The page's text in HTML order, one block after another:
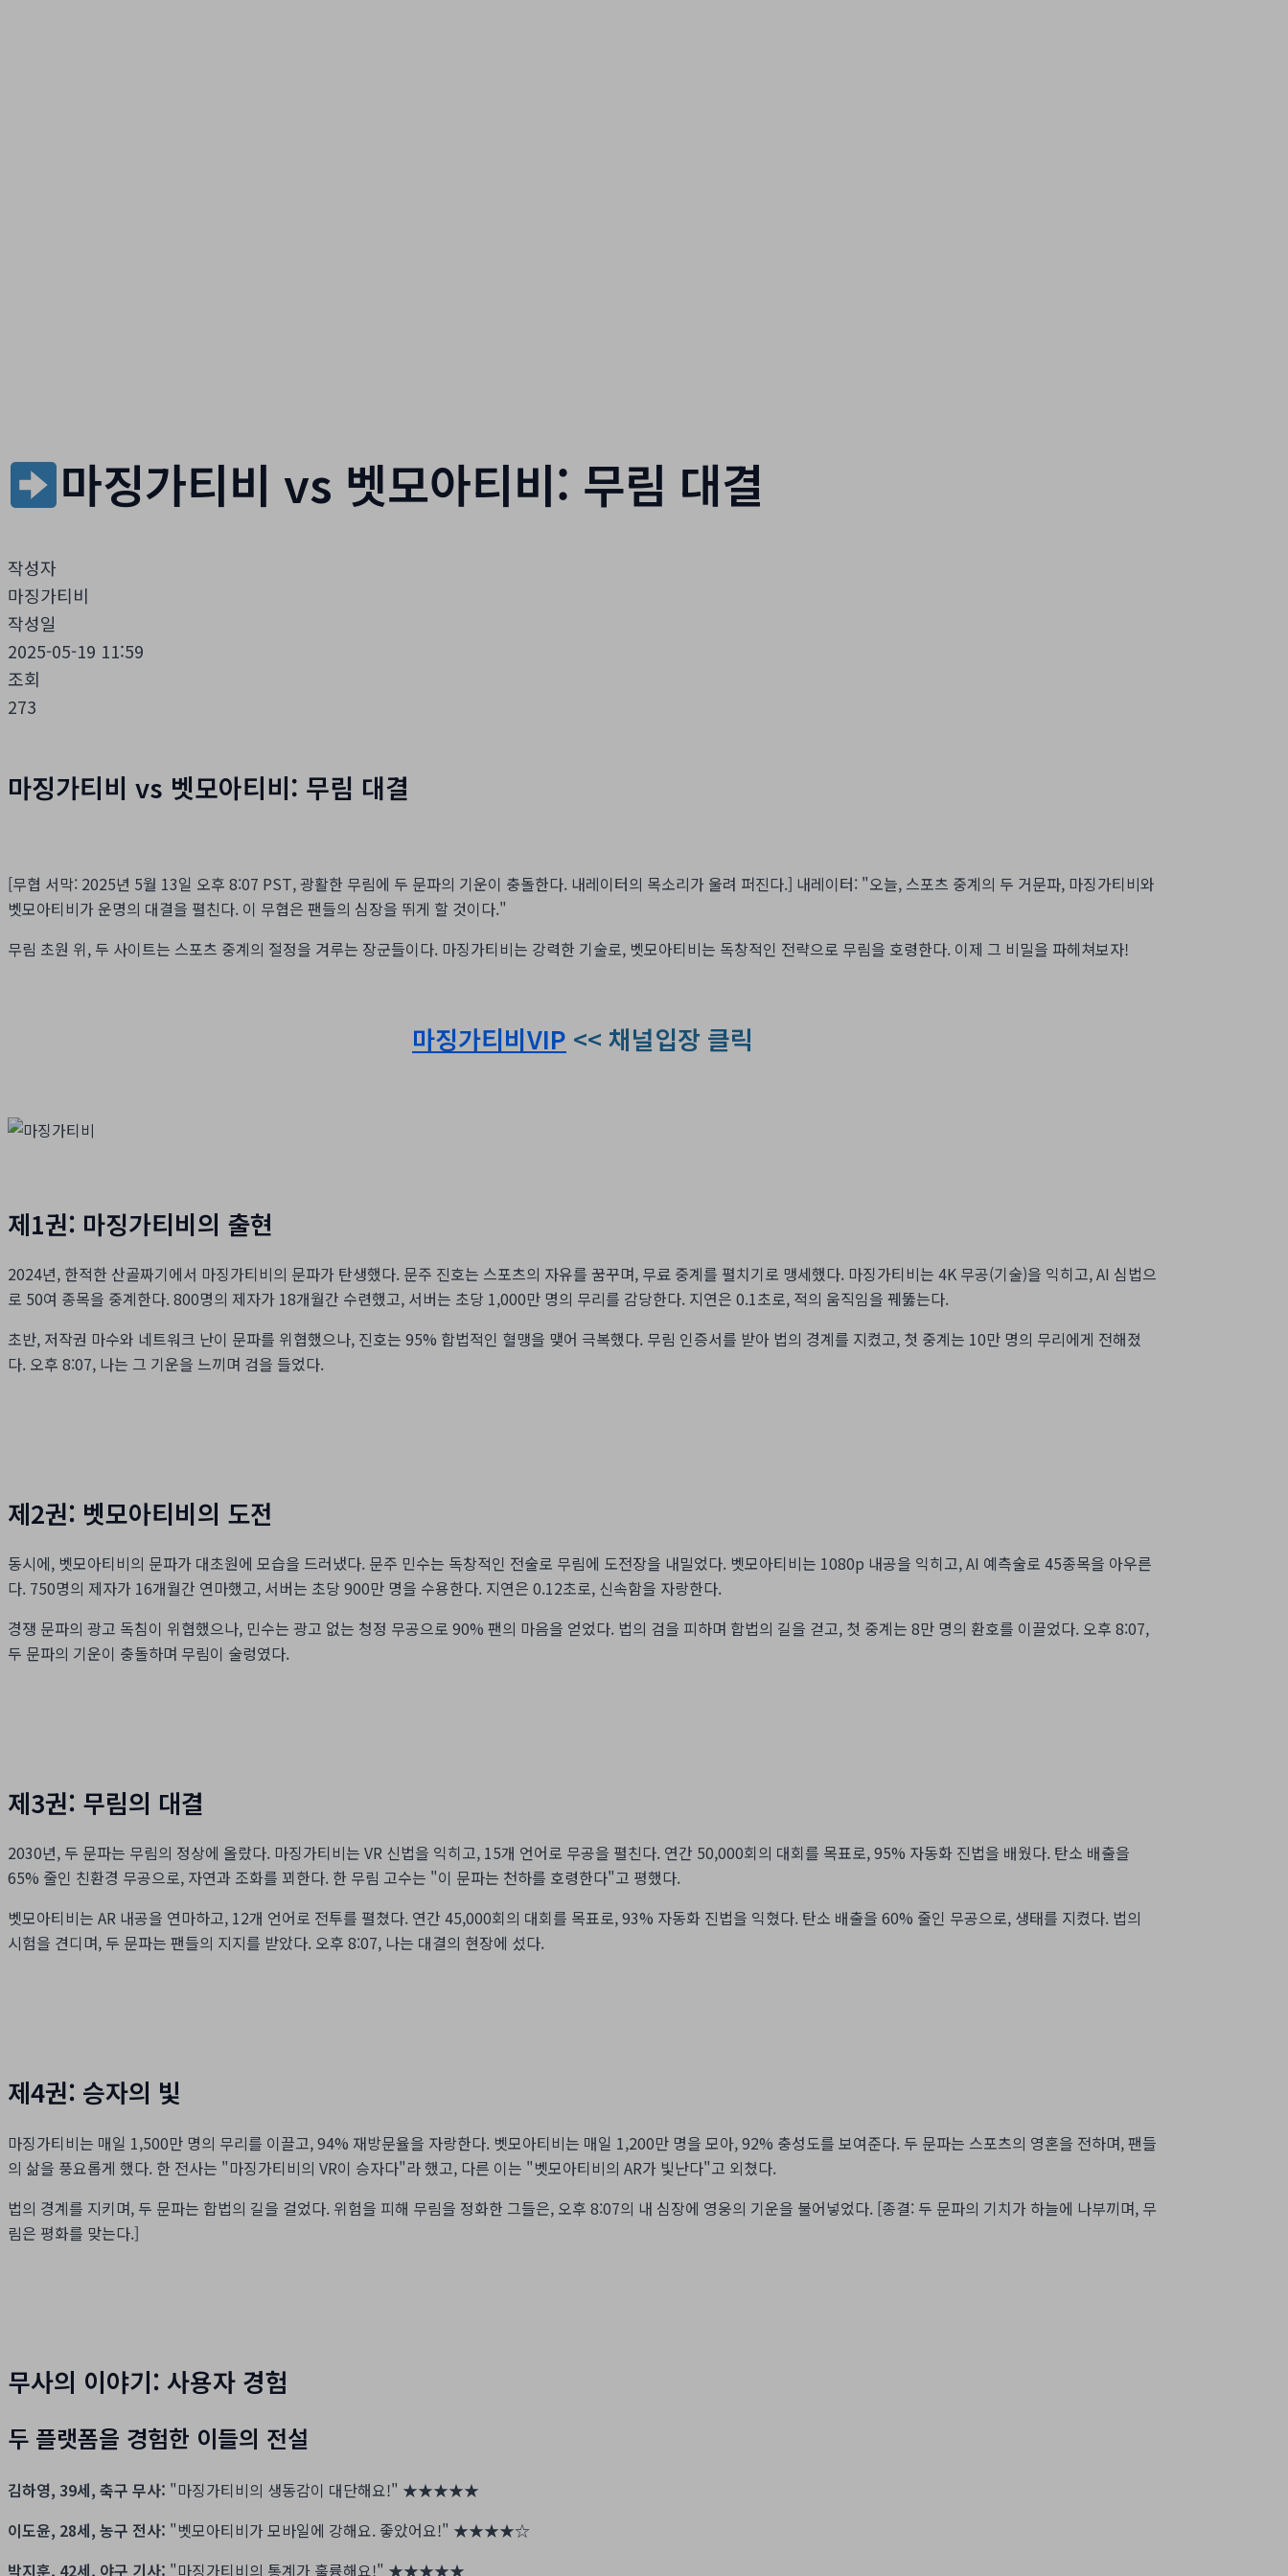
마징가티비 vs 벳모아티비: 무림 대결
작성자
마징가티비
작성일
2025-05-19 11:59
조회
273
마징가티비 vs 벳모아티비: 무림 대결
[무협 서막: 2025년 5월 13일 오후 8:07 PST, 광활한 무림에 두 문파의 기운이 충돌한다. 내레이터의 목소리가 울려 퍼진다.] 내레이터: "오늘, 스포츠 중계의 두 거문파, 마징가티비와
벳모아티비가 운명의 대결을 펼친다. 이 무협은 팬들의 심장을 뛰게 할 것이다."
무림 초원 위, 두 사이트는 스포츠 중계의 절정을 겨루는 장군들이다. 마징가티비는 강력한 기술로, 벳모아티비는 독창적인 전략으로 무림을 호령한다. 이제 그 비밀을 파헤쳐보자!
마징가티비VIP << 채널입장 클릭
제1권: 마징가티비의 출현
2024년, 한적한 산골짜기에서 마징가티비의 문파가 탄생했다. 문주 진호는 스포츠의 자유를 꿈꾸며, 무료 중계를 펼치기로 맹세했다. 마징가티비는 4K 무공(기술)을 익히고, AI 심법으
로 50여 종목을 중계한다. 800명의 제자가 18개월간 수련했고, 서버는 초당 1,000만 명의 무리를 감당한다. 지연은 0.1초로, 적의 움직임을 꿰뚫는다.
초반, 저작권 마수와 네트워크 난이 문파를 위협했으나, 진호는 95% 합법적인 혈맹을 맺어 극복했다. 무림 인증서를 받아 법의 경계를 지켰고, 첫 중계는 10만 명의 무리에게 전해졌
다. 오후 8:07, 나는 그 기운을 느끼며 검을 들었다.
제2권: 벳모아티비의 도전
동시에, 벳모아티비의 문파가 대초원에 모습을 드러냈다. 문주 민수는 독창적인 전술로 무림에 도전장을 내밀었다. 벳모아티비는 1080p 내공을 익히고, AI 예측술로 45종목을 아우른
다. 750명의 제자가 16개월간 연마했고, 서버는 초당 900만 명을 수용한다. 지연은 0.12초로, 신속함을 자랑한다.
경쟁 문파의 광고 독침이 위협했으나, 민수는 광고 없는 청정 무공으로 90% 팬의 마음을 얻었다. 법의 검을 피하며 합법의 길을 걷고, 첫 중계는 8만 명의 환호를 이끌었다. 오후 8:07,
두 문파의 기운이 충돌하며 무림이 술렁였다.
제3권: 무림의 대결
2030년, 두 문파는 무림의 정상에 올랐다. 마징가티비는 VR 신법을 익히고, 15개 언어로 무공을 펼친다. 연간 50,000회의 대회를 목표로, 95% 자동화 진법을 배웠다. 탄소 배출을
65% 줄인 친환경 무공으로, 자연과 조화를 꾀한다. 한 무림 고수는 "이 문파는 천하를 호령한다"고 평했다.
벳모아티비는 AR 내공을 연마하고, 12개 언어로 전투를 펼쳤다. 연간 45,000회의 대회를 목표로, 93% 자동화 진법을 익혔다. 탄소 배출을 60% 줄인 무공으로, 생태를 지켰다. 법의
시험을 견디며, 두 문파는 팬들의 지지를 받았다. 오후 8:07, 나는 대결의 현장에 섰다.
제4권: 승자의 빛
마징가티비는 매일 1,500만 명의 무리를 이끌고, 94% 재방문율을 자랑한다. 벳모아티비는 매일 1,200만 명을 모아, 92% 충성도를 보여준다. 두 문파는 스포츠의 영혼을 전하며, 팬들
의 삶을 풍요롭게 했다. 한 전사는 "마징가티비의 VR이 승자다"라 했고, 다른 이는 "벳모아티비의 AR가 빛난다"고 외쳤다.
법의 경계를 지키며, 두 문파는 합법의 길을 걸었다. 위험을 피해 무림을 정화한 그들은, 오후 8:07의 내 심장에 영웅의 기운을 불어넣었다. [종결: 두 문파의 기치가 하늘에 나부끼며, 무
림은 평화를 맞는다.]
무사의 이야기: 사용자 경험
두 플랫폼을 경험한 이들의 전설
김하영, 39세, 축구 무사: "마징가티비의 생동감이 대단해요!" ★★★★★
이도윤, 28세, 농구 전사: "벳모아티비가 모바일에 강해요. 좋았어요!" ★★★★☆
박지훈, 42세, 야구 기사: "마징가티비의 통계가 훌륭해요!" ★★★★★